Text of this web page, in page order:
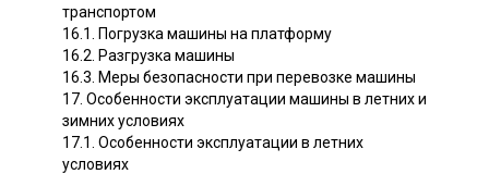
транспортом
16.1. Погрузка машины на платформу
16.2. Разгрузка машины
16.3. Меры безопасности при перевозке машины
17. Особенности эксплуатации машины в летних и
зимних условиях
17.1. Особенности эксплуатации в летних
условиях